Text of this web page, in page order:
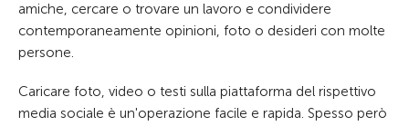
amiche, cercare o trovare un lavoro e condividere
contemporaneamente opinioni, foto o desideri con molte
persone.
Caricare foto, video o testi sulla piattaforma del rispettivo
media sociale è un'operazione facile e rapida. Spesso però